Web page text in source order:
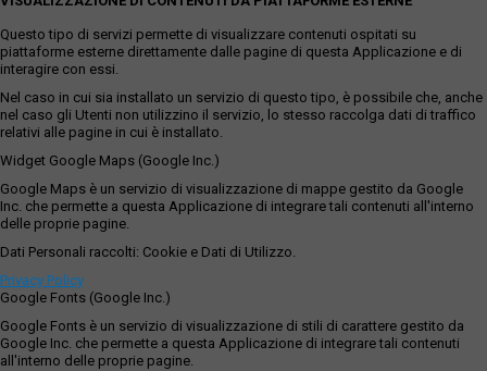
Questo tipo di servizi permette di visualizzare contenuti ospitati su
piattaforme esterne direttamente dalle pagine di questa Applicazione e di
interagire con essi.
Nel caso in cui sia installato un servizio di questo tipo, è possibile che, anche
nel caso gli Utenti non utilizzino il servizio, lo stesso raccolga dati di traffico
relativi alle pagine in cui è installato.
Widget Google Maps (Google Inc.)
Google Maps è un servizio di visualizzazione di mappe gestito da Google
Inc. che permette a questa Applicazione di integrare tali contenuti all'interno
delle proprie pagine.
Dati Personali raccolti: Cookie e Dati di Utilizzo.
Privacy Policy
Google Fonts (Google Inc.)
Google Fonts è un servizio di visualizzazione di stili di carattere gestito da
Google Inc. che permette a questa Applicazione di integrare tali contenuti
all'interno delle proprie pagine.